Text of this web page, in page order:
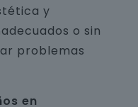
y
o sin
problemas
en